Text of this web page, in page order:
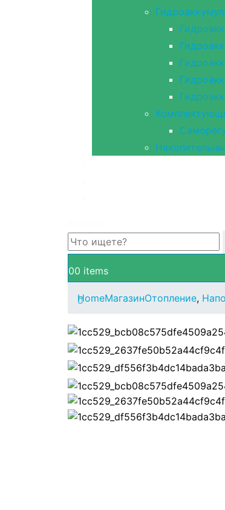
00 items
HomeМагазинОтопление,